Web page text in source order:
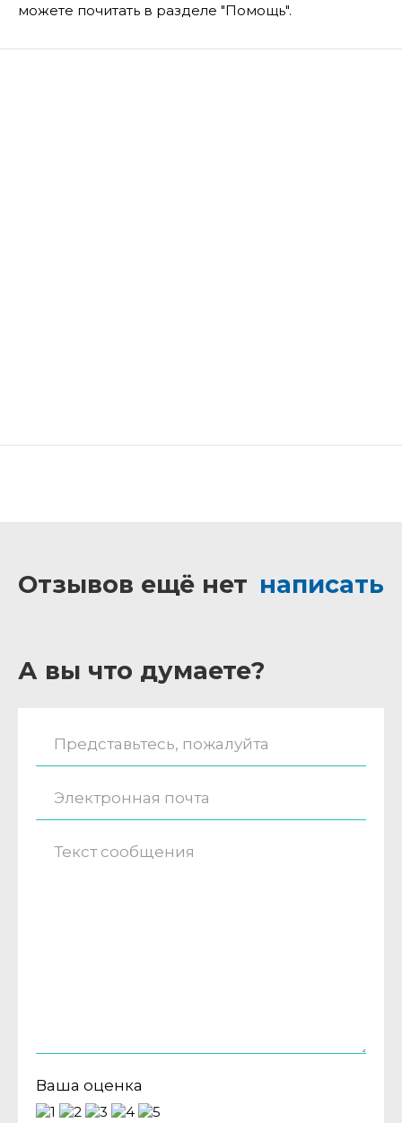
можете почитать в разделе "Помощь".
Отзывов ещё нет написать
А вы что думаете?
Ваша оценка